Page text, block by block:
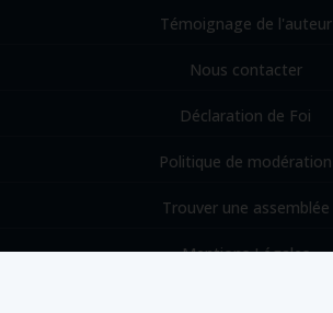
Témoignage de l'auteur
Nous contacter
Déclaration de Foi
Politique de modération
Trouver une assemblée
Mentions Légales